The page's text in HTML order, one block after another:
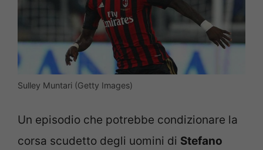
Sulley Muntari (Getty Images)
Un episodio che potrebbe condizionare la
corsa scudetto degli uomini di Stefano